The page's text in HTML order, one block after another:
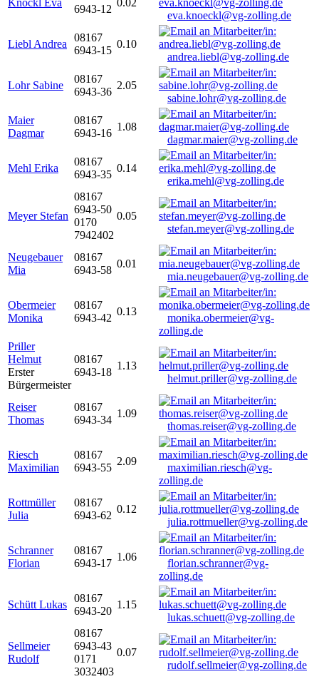
Knöckl Eva
6943-12
0.02
eva.knoeckl@vg-zolling.de
Liebl Andrea
08167
6943-15
0.10
andrea.liebl@vg-zolling.de
Lohr Sabine
08167
6943-36
2.05
sabine.lohr@vg-zolling.de
Maier
Dagmar
08167
6943-16
1.08
dagmar.maier@vg-zolling.de
Mehl Erika
08167
6943-35
0.14
erika.mehl@vg-zolling.de
Meyer Stefan
08167
6943-50
0170
7942402
0.05
stefan.meyer@vg-zolling.de
Neugebauer
Mia
08167
6943-58
0.01
mia.neugebauer@vg-zolling.de
Obermeier
Monika
08167
6943-42
0.13
monika.obermeier@vg-
zolling.de
Priller
Helmut
Erster
Bürgermeister
08167
6943-18
1.13
helmut.priller@vg-zolling.de
Reiser
Thomas
08167
6943-34
1.09
thomas.reiser@vg-zolling.de
Riesch
Maximilian
08167
6943-55
2.09
maximilian.riesch@vg-
zolling.de
Rottmüller
Julia
08167
6943-62
0.12
julia.rottmueller@vg-zolling.de
Schranner
Florian
08167
6943-17
1.06
florian.schranner@vg-
zolling.de
Schütt Lukas
08167
6943-20
1.15
lukas.schuett@vg-zolling.de
Sellmeier
Rudolf
08167
6943-43
0171
3032403
0.07
rudolf.sellmeier@vg-zolling.de